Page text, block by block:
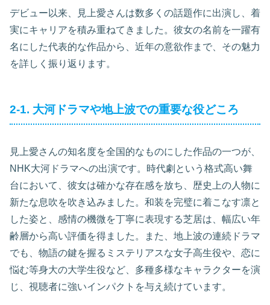
デビュー以来、見上愛さんは数多くの話題作に出演し、着
実にキャリアを積み重ねてきました。彼女の名前を一躍有
名にした代表的な作品から、近年の意欲作まで、その魅力
を詳しく振り返ります。
2-1. 大河ドラマや地上波での重要な役どころ
見上愛さんの知名度を全国的なものにした作品の一つが、
NHK大河ドラマへの出演です。時代劇という格式高い舞
台において、彼女は確かな存在感を放ち、歴史上の人物に
新たな息吹を吹き込みました。和装を完璧に着こなす凛と
した姿と、感情の機微を丁寧に表現する芝居は、幅広い年
齢層から高い評価を得ました。また、地上波の連続ドラマ
でも、物語の鍵を握るミステリアスな女子高生役や、恋に
悩む等身大の大学生役など、多種多様なキャラクターを演
じ、視聴者に強いインパクトを与え続けています。